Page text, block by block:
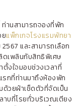
ท่านสามารถจองที่พัก
ยแพ็กเกจโรงแรมพัทยา
และสามารถเลือก
ดเพลินกับสิทธิพิเศษ
งใจมอบช่วงเวลาที่
รกที่ท่านมาถึงห้องพัก
วยผ้าเช็ดตัวที่จัดเป็น
บที่โรยทั่วบริเวณเตียง